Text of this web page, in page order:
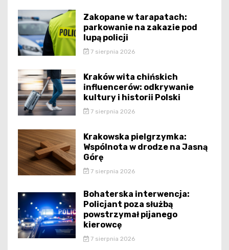
Zakopane w tarapatach:
parkowanie na zakazie pod
lupą policji
7 sierpnia 2026
Kraków wita chińskich
influencerów: odkrywanie
kultury i historii Polski
7 sierpnia 2026
Krakowska pielgrzymka:
Wspólnota w drodze na Jasną
Górę
7 sierpnia 2026
Bohaterska interwencja:
Policjant poza służbą
powstrzymał pijanego
kierowcę
7 sierpnia 2026